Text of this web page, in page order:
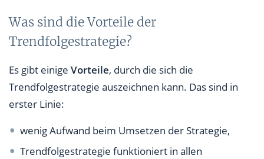
Was sind die Vorteile der
Trendfolgestrategie?
Es gibt einige Vorteile, durch die sich die
Trendfolgestrategie auszeichnen kann. Das sind in
erster Linie:
wenig Aufwand beim Umsetzen der Strategie,
Trendfolgestrategie funktioniert in allen